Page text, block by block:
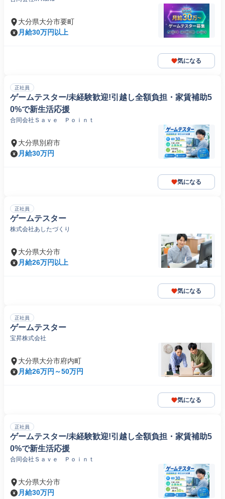
大分県大分市要町
月給30万円以上
気になる
正社員
ゲームテスター/未経験歓迎!引越し全額負担・家賃補助5
0%で新生活応援
合同会社Ｓａｖｅ Ｐｏｉｎｔ
大分県別府市
月給30万円
気になる
正社員
ゲームテスター
株式会社あしたづくり
大分県大分市
月給26万円以上
気になる
正社員
ゲームテスター
宝昇株式会社
大分県大分市府内町
月給26万円～50万円
気になる
正社員
ゲームテスター/未経験歓迎!引越し全額負担・家賃補助5
0%で新生活応援
合同会社Ｓａｖｅ Ｐｏｉｎｔ
大分県大分市
月給30万円